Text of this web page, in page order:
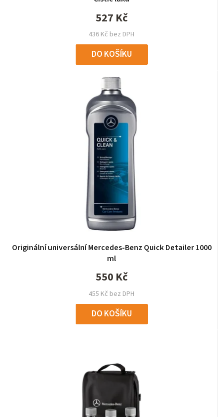
436 Kč bez DPH
527 Kč
DO KOŠÍKU
Originální universální Mercedes-Benz Quick Detailer 1000
ml
455 Kč bez DPH
550 Kč
DO KOŠÍKU